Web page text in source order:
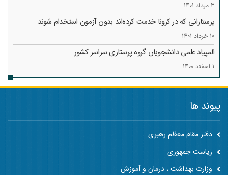
3 مرداد 1401
پرستارانی که در کرونا خدمت کرد‌ه‌اند بدون آزمون استخدام شوند
10 خرداد 1401
المپیاد علمی دانشجویان گروه پرستاری سراسر کشور
1 اسفند 1400
پیوند ها
دفتر مقام معظم رهبری
ریاست جمهوری
وزارت بهداشت ، درمان و آموزش